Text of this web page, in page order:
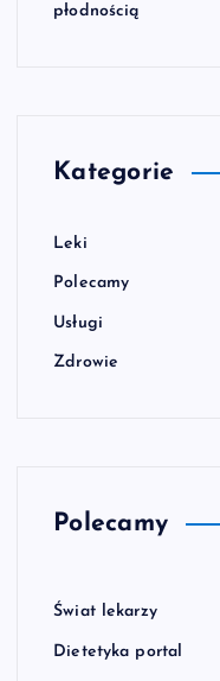
płodnością
Kategorie
Leki
Polecamy
Usługi
Zdrowie
Polecamy
Świat lekarzy
Dietetyka portal